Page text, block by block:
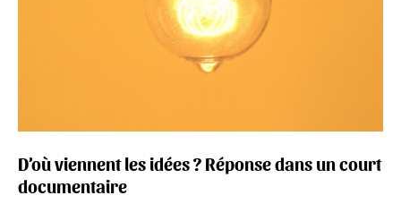
D’où viennent les idées ? Réponse dans un court
documentaire